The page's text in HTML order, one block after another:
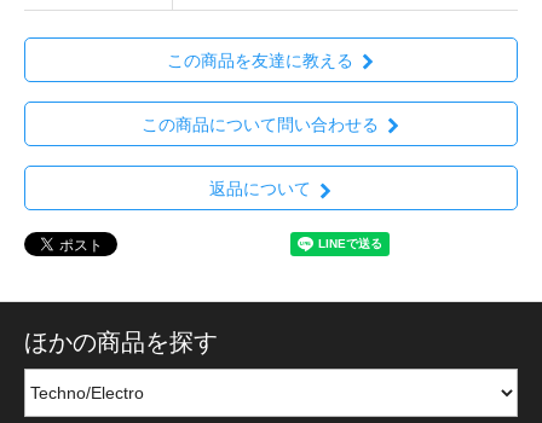
この商品を友達に教える
この商品について問い合わせる
返品について
ほかの商品を探す